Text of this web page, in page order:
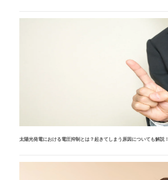
太陽光発電における電圧抑制とは？起きてしまう原因についても解説！